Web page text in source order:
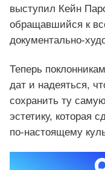
выступил Кейн
обращавшийся к
Теперь
дат и надеяться,
сохранить ту
эстетику, которая
по‑настоящему